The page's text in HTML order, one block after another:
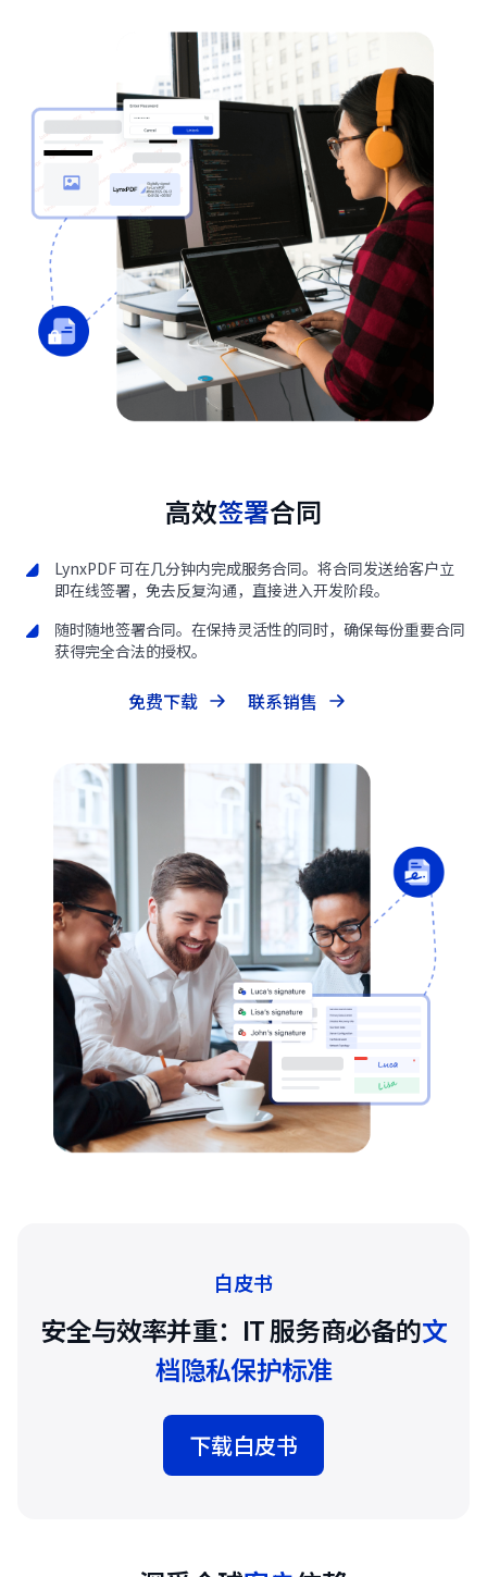
高效签署合同
LynxPDF 可在几分钟内完成服务合同。将合同发送给客户立
即在线签署，免去反复沟通，直接进入开发阶段。
随时随地签署合同。在保持灵活性的同时，确保每份重要合同
获得完全合法的授权。
免费下载 联系销售
白皮书
安全与效率并重：IT 服务商必备的文
档隐私保护标准
下载白皮书